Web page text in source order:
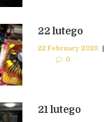
22 lutego
22 February 2023 |
0
21 lutego